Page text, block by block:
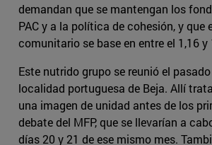
demandan que se mantengan los
PAC y a la política de cohesión, y que
comunitario se base en entre el 1,16 y
Este nutrido grupo se reunió el
localidad portuguesa de Beja. Allí
una imagen de unidad antes de los
debate del MFP, que se llevarían a
días 20 y 21 de ese mismo mes.